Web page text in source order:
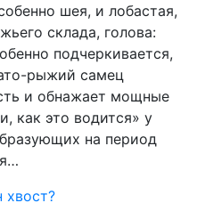
шея, и лобастая,
склада, голова:
подчеркивается,
рыжий самец
и обнажает мощные
как это водится» у
на период
хвост?